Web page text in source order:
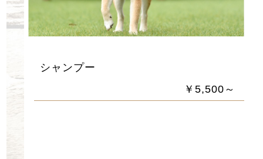
シャンプー
￥5,500～